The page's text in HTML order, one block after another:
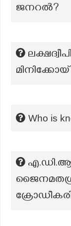
ജനറൽ?
മിനിക്കോയ്
Who is